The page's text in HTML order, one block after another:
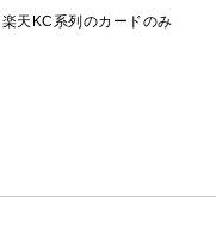
天KC系列のカードのみ